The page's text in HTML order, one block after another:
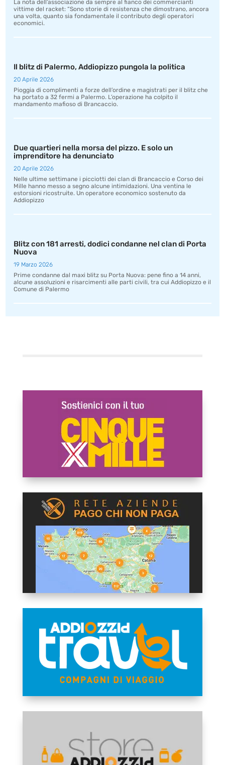
La nota dell’associazione da sempre al fianco dei commercianti
vittime del racket: “Sono storie di resistenza che dimostrano, ancora
una volta, quanto sia fondamentale il contributo degli operatori
economici.
Il blitz di Palermo, Addiopizzo pungola la politica
20 Aprile 2026
Pioggia di complimenti a forze dell’ordine e magistrati per il blitz che
ha portato a 32 fermi a Palermo. L’operazione ha colpito il
mandamento mafioso di Brancaccio.
Due quartieri nella morsa del pizzo. E solo un
imprenditore ha denunciato
20 Aprile 2026
Nelle ultime settimane i picciotti dei clan di Brancaccio e Corso dei
Mille hanno messo a segno alcune intimidazioni. Una ventina le
estorsioni ricostruite. Un operatore economico sostenuto da
Addiopizzo
Blitz con 181 arresti, dodici condanne nel clan di Porta
Nuova
19 Marzo 2026
Prime condanne dal maxi blitz su Porta Nuova: pene fino a 14 anni,
alcune assoluzioni e risarcimenti alle parti civili, tra cui Addiopizzo e il
Comune di Palermo